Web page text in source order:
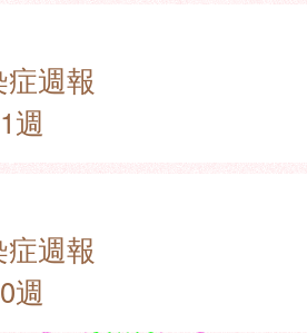
週報
週
週報
週